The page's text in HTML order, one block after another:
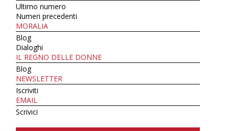
Ultimo numero
Numeri precedenti
MORALIA
Blog
Dialoghi
IL REGNO DELLE DONNE
Blog
NEWSLETTER
Iscriviti
EMAIL
Scrivici